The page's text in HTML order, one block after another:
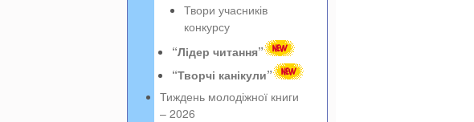
Твори учасників
конкурсу
“Лідер читання”
“Творчі канікули”
Тиждень молодіжної книги
– 2026